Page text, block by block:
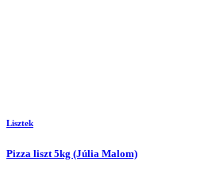
Lisztek
Pizza liszt 5kg (Júlia Malom)